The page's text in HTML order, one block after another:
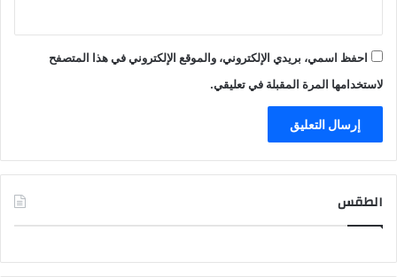
احفظ اسمي، بريدي الإلكتروني، والموقع الإلكتروني في هذا المتصفح
لاستخدامها المرة المقبلة في تعليقي.
الطقس